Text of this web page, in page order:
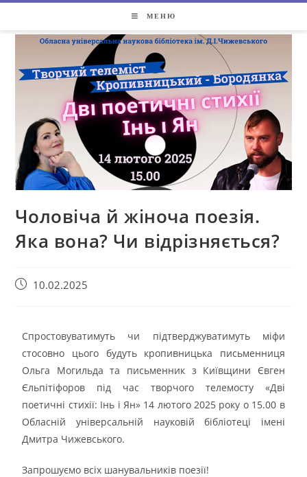
МЕНЮ
Чоловіча й жіноча поезія.
Яка вона? Чи відрізняється?
10.02.2025
Спростовуватимуть чи підтверджуватимуть міфи
стосовно цього будуть кропивницька письменниця
Ольга Могильда та письменник з Київщини Євген
Єльпітіфоров під час творчого телемосту «Дві
поетичні стихії: Інь і Ян» 14 лютого 2025 року о 15.00 в
Обласній універсальній науковій бібліотеці імені
Дмитра Чижевського.
Запрошуємо всіх шанувальників поезії!